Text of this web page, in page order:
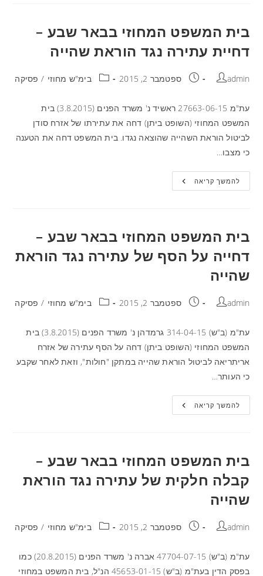
בית המשפט המחוזי בבאר שבע –
דחיית עתירה נגד הוראת שהייה
admin ספטמבר 2, 2015 בימ"ש מחוזי / פסיקה
עת"מ 27663-06-15 ראשיד נ' משרד הפנים (3.8.2015) בית
המשפט המחוזי (השופט ביתן) דחה את עתירתו של אזרח סודן
לביטול הוראת השהייה שהוצאה נגדו. בית המשפט דחה את הטענה
כי מצבו…
להמשך קריאה
בית המשפט המחוזי בבאר שבע –
דחייה על הסף של עתירה נגד הוראת
שהייה
admin ספטמבר 2, 2015 בימ"ש מחוזי / פסיקה
עת"מ (ב"ש) 314-04-15 גרמדהן נ' משרד הפנים (3.8.2015) בית
המשפט המחוזי (השופט ביתן) דחה על הסף עתירה של אזרח
אריתריאה לביטול הוראת שהייה במתקן "חולות", וזאת לאחר שקבע
כי העותר…
להמשך קריאה
בית המשפט המחוזי בבאר שבע –
קבלה חלקית של עתירה נגד הוראת
שהייה
admin ספטמבר 2, 2015 בימ"ש מחוזי / פסיקה
עת"מ (ב"ש) 47704-07-15 אברה נ' משרד הפנים (20.8.2015) כמו
בפסק הדין בעת"מ (ב"ש) 45653-01-15 הנ"ל, בית המשפט במחוזי